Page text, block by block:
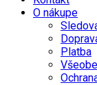
O nákupe
Platba